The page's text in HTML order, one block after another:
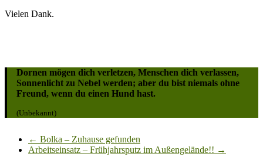
Vielen Dank.
Dornen mögen dich verletzen, Menschen dich verlassen,
Sonnenlicht zu Nebel werden; aber du bist niemals ohne
Freund, wenn du einen Hund hast.
(Unbekannt)
← Bolka – Zuhause gefunden
Arbeitseinsatz – Frühjahrsputz im Außengelände!! →